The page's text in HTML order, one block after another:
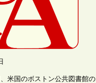
、米国のボストン公共図書館の